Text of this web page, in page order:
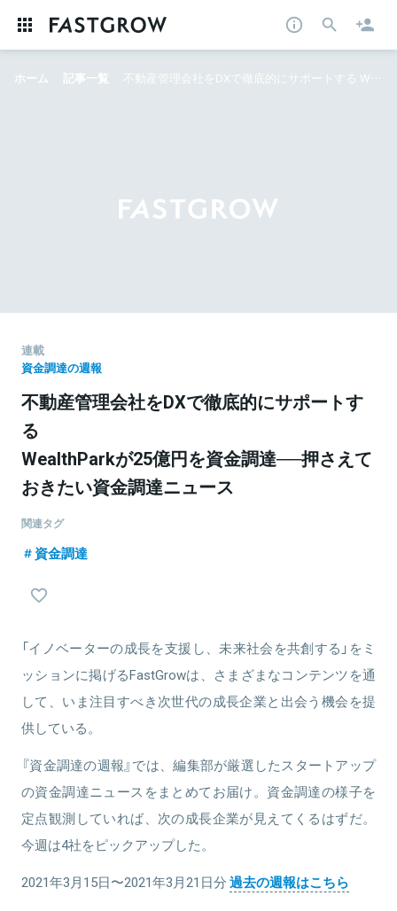
ホーム 記事一覧 不動産管理会社をDXで徹底的にサポートする WealthParkが25億円を資金調達──押さえておきたい資金調達ニュース
連載
資金調達の週報
不動産管理会社をDXで徹底的にサポートす
る
WealthParkが25億円を資金調達──押さえて
おきたい資金調達ニュース
関連タグ
資金調達
「イノベーターの成長を支援し、未来社会を共創する」をミ
ッションに掲げるFastGrowは、さまざまなコンテンツを通
して、いま注目すべき次世代の成長企業と出会う機会を提
供している。
『資金調達の週報』では、編集部が厳選したスタートアップ
の資金調達ニュースをまとめてお届け。資金調達の様子を
定点観測していれば、次の成長企業が見えてくるはずだ。
今週は4社をピックアップした。
2021年3月15日〜2021年3月21日分過去の週報はこちら